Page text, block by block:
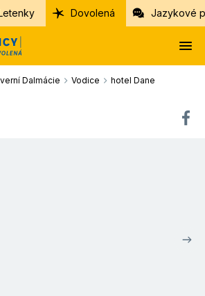
Dovolená Jazykové
Dalmácie Vodice hotel Dane